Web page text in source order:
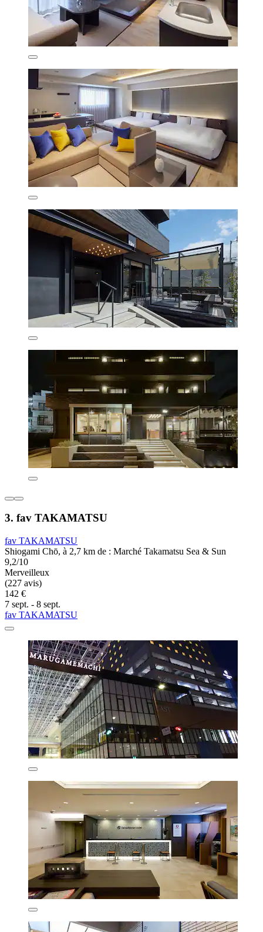
3. fav TAKAMATSU
fav TAKAMATSU
Shiogami Chō, à 2,7 km de : Marché Takamatsu Sea & Sun
9,2/10
Merveilleux
(227 avis)
142 €
7 sept. - 8 sept.
fav TAKAMATSU